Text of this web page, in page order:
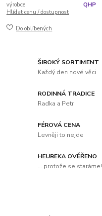
výrobce:
QHP
Hlídat cenu / dostupnost
Do oblíbených
ŠIROKÝ SORTIMENT
Každý den nové věci
RODINNÁ TRADICE
Radka a Petr
FÉROVÁ CENA
Levněji to nejde
HEUREKA OVĚŘENO
... protože se staráme!